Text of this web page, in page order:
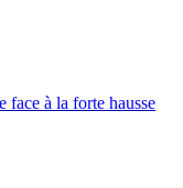
face à la forte hausse